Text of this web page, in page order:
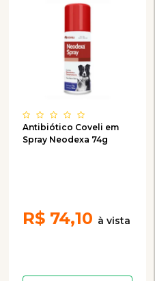
Antibiótico Coveli em
Spray Neodexa 74g
R$ 74,10